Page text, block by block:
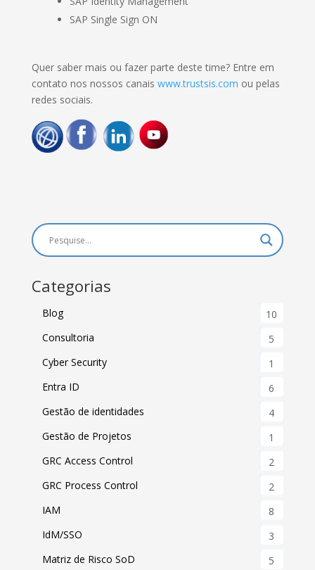
SAP Single Sign ON
Quer saber mais ou fazer parte deste time? Entre em
contato nos nossos canais www.trustsis.com ou pelas
redes sociais.
Categorias
Blog
10
Consultoria
5
Cyber Security
1
Entra ID
6
Gestão de identidades
4
Gestão de Projetos
1
GRC Access Control
2
GRC Process Control
2
IAM
8
IdM/SSO
3
Matriz de Risco SoD
5